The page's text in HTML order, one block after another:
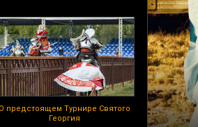
О предстоящем Турнире Святого
Георгия